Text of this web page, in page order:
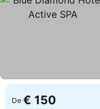
De € 150